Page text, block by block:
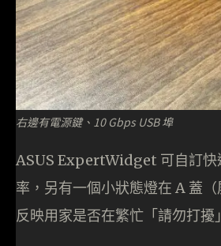
右邊有電源鍵、10 Gbps USB 埠
ASUS ExpertWidget 可自訂快
率，另有一個小狀態燈在 A 蓋
反映用家是否在繁忙「請勿打擾